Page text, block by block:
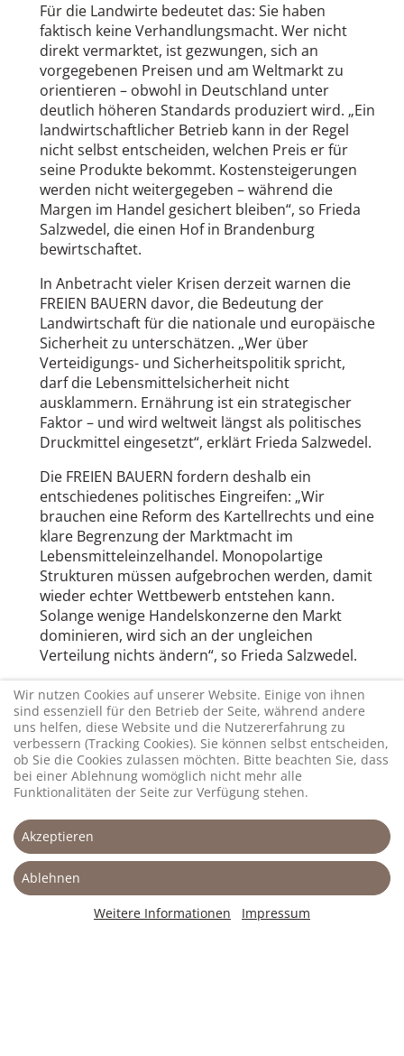
Für die Landwirte bedeutet das: Sie haben
faktisch keine Verhandlungsmacht. Wer nicht
direkt vermarktet, ist gezwungen, sich an
vorgegebenen Preisen und am Weltmarkt zu
orientieren – obwohl in Deutschland unter
deutlich höheren Standards produziert wird. „Ein
landwirtschaftlicher Betrieb kann in der Regel
nicht selbst entscheiden, welchen Preis er für
seine Produkte bekommt. Kostensteigerungen
werden nicht weitergegeben – während die
Margen im Handel gesichert bleiben“, so Frieda
Salzwedel, die einen Hof in Brandenburg
bewirtschaftet.
In Anbetracht vieler Krisen derzeit warnen die
FREIEN BAUERN davor, die Bedeutung der
Landwirtschaft für die nationale und europäische
Sicherheit zu unterschätzen. „Wer über
Verteidigungs- und Sicherheitspolitik spricht,
darf die Lebensmittelsicherheit nicht
ausklammern. Ernährung ist ein strategischer
Faktor – und wird weltweit längst als politisches
Druckmittel eingesetzt“, erklärt Frieda Salzwedel.
Die FREIEN BAUERN fordern deshalb ein
entschiedenes politisches Eingreifen: „Wir
brauchen eine Reform des Kartellrechts und eine
klare Begrenzung der Marktmacht im
Lebensmitteleinzelhandel. Monopolartige
Strukturen müssen aufgebrochen werden, damit
wieder echter Wettbewerb entstehen kann.
Solange wenige Handelskonzerne den Markt
dominieren, wird sich an der ungleichen
Verteilung nichts ändern“, so Frieda Salzwedel.
Die Folgen dieser Entwicklung reichen weit über
die Landwirtschaft hinaus. Wenn die
landwirtschaftliche Produktion vor Ort
zurückgeht, trifft das den gesamten ländlichen
Raum. Landwirte sind in vielen Regionen die
zentralen wirtschaftlichen Akteure: Sie
Maschinen und sichern damit Wertschöpfung
und Arbeitsplätze auch in vor- und
nachgelagerten Bereichen wie Handel,
Handwerk, Banken und Dienstleistungen. „Wenn
die Höfe verschwinden, bricht ein erheblicher
Wir nutzen Cookies auf unserer Website. Einige von ihnen
sind essenziell für den Betrieb der Seite, während andere
uns helfen, diese Website und die Nutzererfahrung zu
verbessern (Tracking Cookies). Sie können selbst entscheiden,
ob Sie die Cookies zulassen möchten. Bitte beachten Sie, dass
bei einer Ablehnung womöglich nicht mehr alle
Funktionalitäten der Seite zur Verfügung stehen.
Akzeptieren
Ablehnen
Weitere Informationen Impressum